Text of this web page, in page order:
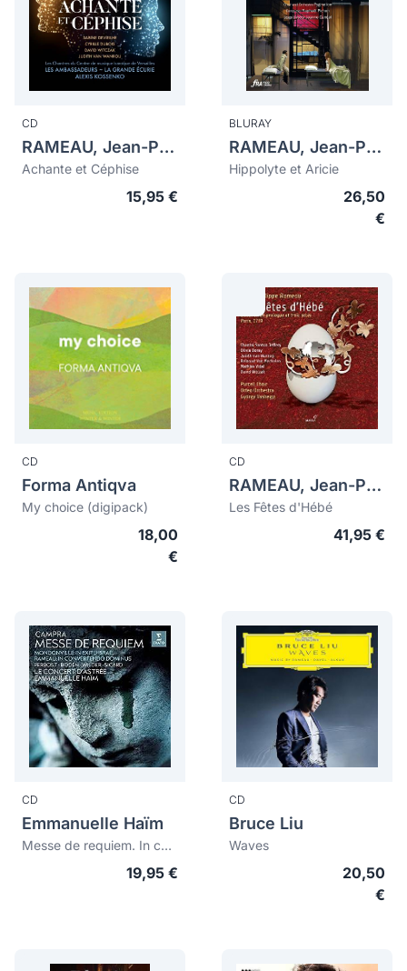
CD
RAMEAU, Jean-Philippe (1683-1764)
Achante et Céphise
15,95 €
BLURAY
RAMEAU, Jean-Philippe (1683-1764)
Hippolyte et Aricie
26,50
€
CD
Forma Antiqva
My choice (digipack)
18,00
€
CD
RAMEAU, Jean-Philippe (1683-1764)
Les Fêtes d'Hébé
41,95 €
CD
Emmanuelle Haïm
Messe de requiem. In convertendo dominus. In exitu Israel
19,95 €
CD
Bruce Liu
Waves
20,50
€